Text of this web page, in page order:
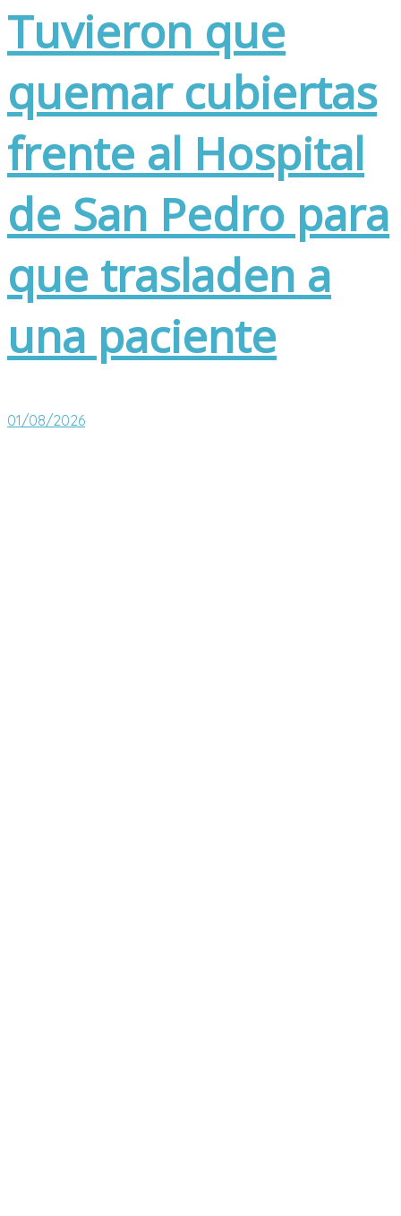
Tuvieron que
quemar cubiertas
frente al Hospital
de San Pedro para
que trasladen a
una paciente
01/08/2026